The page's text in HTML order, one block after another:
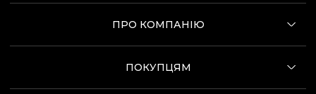
ПРО КОМПАНІЮ
ПОКУПЦЯМ